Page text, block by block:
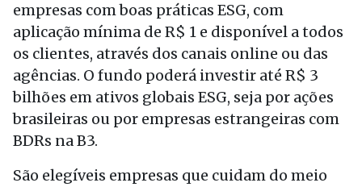
empresas com boas práticas ESG, com
aplicação mínima de R$ 1 e disponível a todos
os clientes, através dos canais online ou das
agências. O fundo poderá investir até R$ 3
bilhões em ativos globais ESG, seja por ações
brasileiras ou por empresas estrangeiras com
BDRs na B3.
São elegíveis empresas que cuidam do meio